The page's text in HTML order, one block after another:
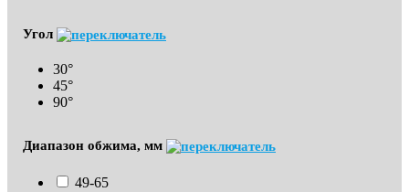
Угол
30°
45°
90°
Диапазон обжима, мм
49-65